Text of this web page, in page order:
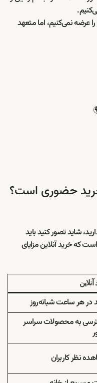
را عرضه نمی‌کنیم، اما متعهد
خرید حضوری است؟
شاید تصور کنید باید
که خرید آنلاین مزایای
در هر ساعت شبانه‌روز
به محصولات سراسر
نظر کاربران